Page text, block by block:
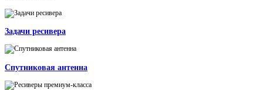
Задачи ресивера
Спутниковая антенна